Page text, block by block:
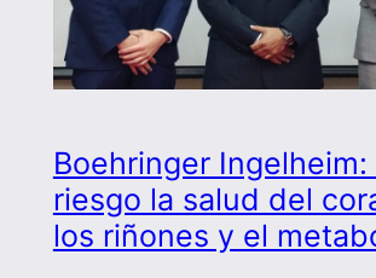
Boehringer Ingelheim:
riesgo la salud del
los riñones y el